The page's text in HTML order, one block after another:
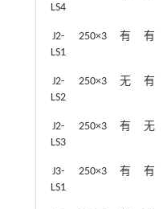
LS4
J2-
LS1
250×3 有 有
J2-
LS2
250×3 无 有
J2-
LS3
250×3 有 无
J3-
LS1
250×3 有 有